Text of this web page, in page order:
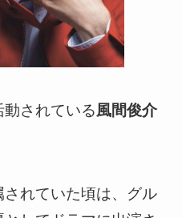
されている風間俊介
れていた頃は、グル